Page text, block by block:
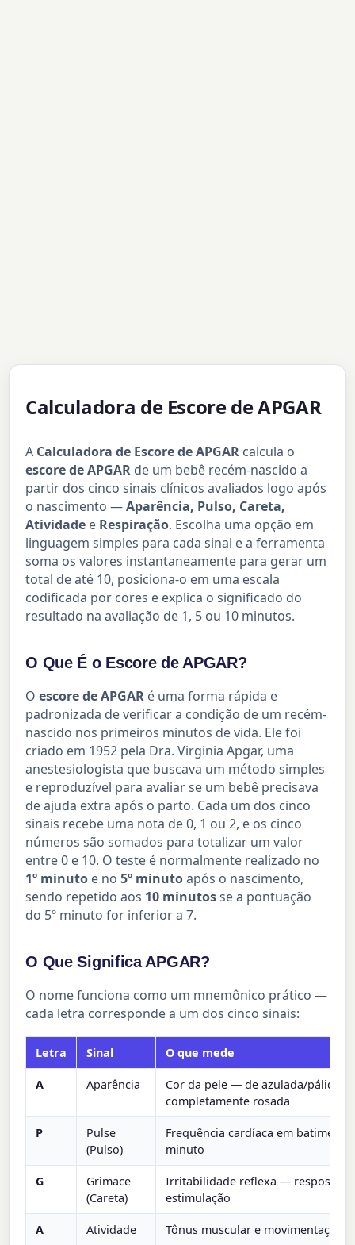
Calculadora de Escore de APGAR
A Calculadora de Escore de APGAR calcula o
escore de APGAR de um bebê recém-nascido a
partir dos cinco sinais clínicos avaliados logo após
o nascimento —Aparência, Pulso, Careta,
Atividade e Respiração. Escolha uma opção em
linguagem simples para cada sinal e a ferramenta
soma os valores instantaneamente para gerar um
total de até 10, posiciona-o em uma escala
codificada por cores e explica o significado do
resultado na avaliação de 1, 5 ou 10 minutos.
O Que É o Escore de APGAR?
Oescore de APGAR é uma forma rápida e
padronizada de verificar a condição de um recém-
nascido nos primeiros minutos de vida. Ele foi
criado em 1952 pela Dra. Virginia Apgar, uma
anestesiologista que buscava um método simples
e reproduzível para avaliar se um bebê precisava
de ajuda extra após o parto. Cada um dos cinco
sinais recebe uma nota de 0, 1 ou 2, e os cinco
números são somados para totalizar um valor
entre 0 e 10. O teste é normalmente realizado no
1º minuto e no5º minutoapós o nascimento,
sendo repetido aos 10 minutosse a pontuação
do 5º minuto for inferior a 7.
O Que Significa APGAR?
O nome funciona como um mnemônico prático —
cada letra corresponde a um dos cinco sinais:
Letra Sinal O que mede
A Aparência
Cor da pele — de azulada/pálida a
completamente rosada
P
Pulse
(Pulso)
Frequência cardíaca em
minuto
G
Grimace
(Careta)
Irritabilidade reflexa — resposta à
estimulação
A Atividade Tônus muscular e movimentação